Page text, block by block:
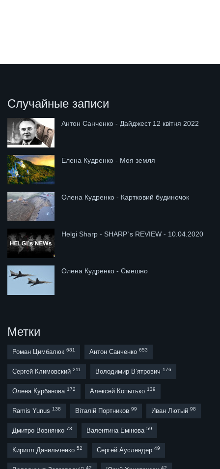
Случайные записи
Антон Санченко - Дайджест 12 квітня 2022
Елена Кудренко - Моя земля
Олена Кудренко - Картковий будиночок
Helgi Sharp - SHARP`s REVIEW - 10.04.2020
Олена Кудренко - Смешно
Метки
Роман Цимбалюк 681 Антон Санченко 653
Сергей Климовский 211 Володимир В’ятрович 176
Олена Курбанова 172 Алексей Копытько 139
Ramis Yunus 138 Віталій Портников 99 Иван Лютый 98
Дмитро Вовнянко 73 Валентина Емінова 59
Кирилл Данильченко 52 Сергей Ауслендер 49
42 42